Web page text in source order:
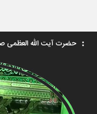
حضرت آیت الله العظمی